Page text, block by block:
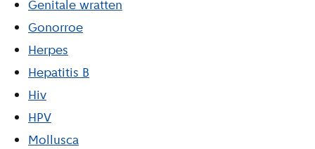
Genitale wratten
Gonorroe
Herpes
Hepatitis B
Hiv
HPV
Mollusca